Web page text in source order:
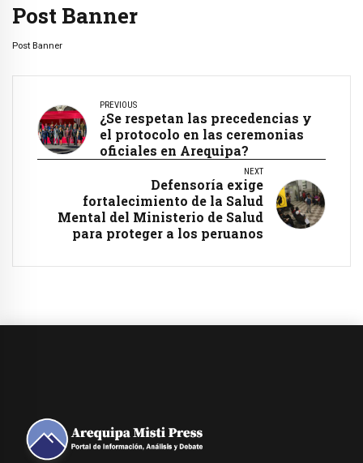
Post Banner
Post Banner
PREVIOUS
¿Se respetan las precedencias y
el protocolo en las ceremonias
oficiales en Arequipa?
NEXT
Defensoría exige
fortalecimiento de la Salud
Mental del Ministerio de Salud
para proteger a los peruanos